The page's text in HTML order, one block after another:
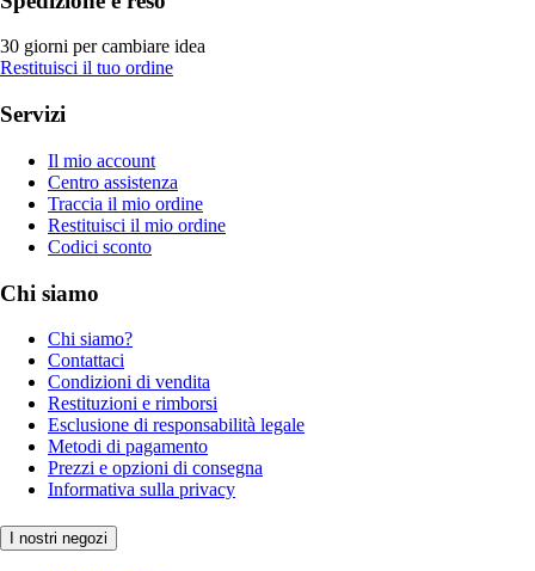
30 giorni per cambiare idea
Restituisci il tuo ordine
Servizi
Il mio account
Centro assistenza
Traccia il mio ordine
Restituisci il mio ordine
Codici sconto
Chi siamo
Chi siamo?
Contattaci
Condizioni di vendita
Restituzioni e rimborsi
Esclusione di responsabilità legale
Metodi di pagamento
Prezzi e opzioni di consegna
Informativa sulla privacy
I nostri negozi